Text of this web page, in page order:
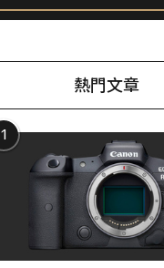
熱門文章
1